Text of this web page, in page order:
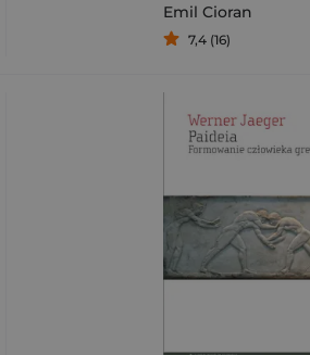
Emil Cioran
7,4 (16)